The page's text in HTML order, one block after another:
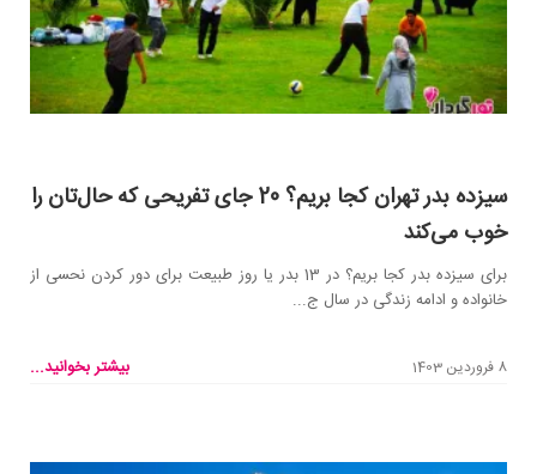
سیزده بدر تهران کجا بریم؟ 20 جای تفریحی که حال‌تان را
خوب می‌کند
برای سیزده بدر کجا بریم؟ در 13 بدر یا روز طبیعت برای دور کردن نحسی از
خانواده و ادامه زندگی در سال ج...
8 فروردین 1403 بیشتر بخوانید...